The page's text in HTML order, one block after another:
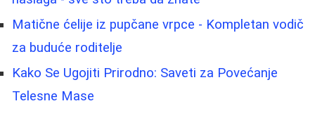
Matične ćelije iz pupčane vrpce - Kompletan vodič
za buduće roditelje
Kako Se Ugojiti Prirodno: Saveti za Povećanje
Telesne Mase